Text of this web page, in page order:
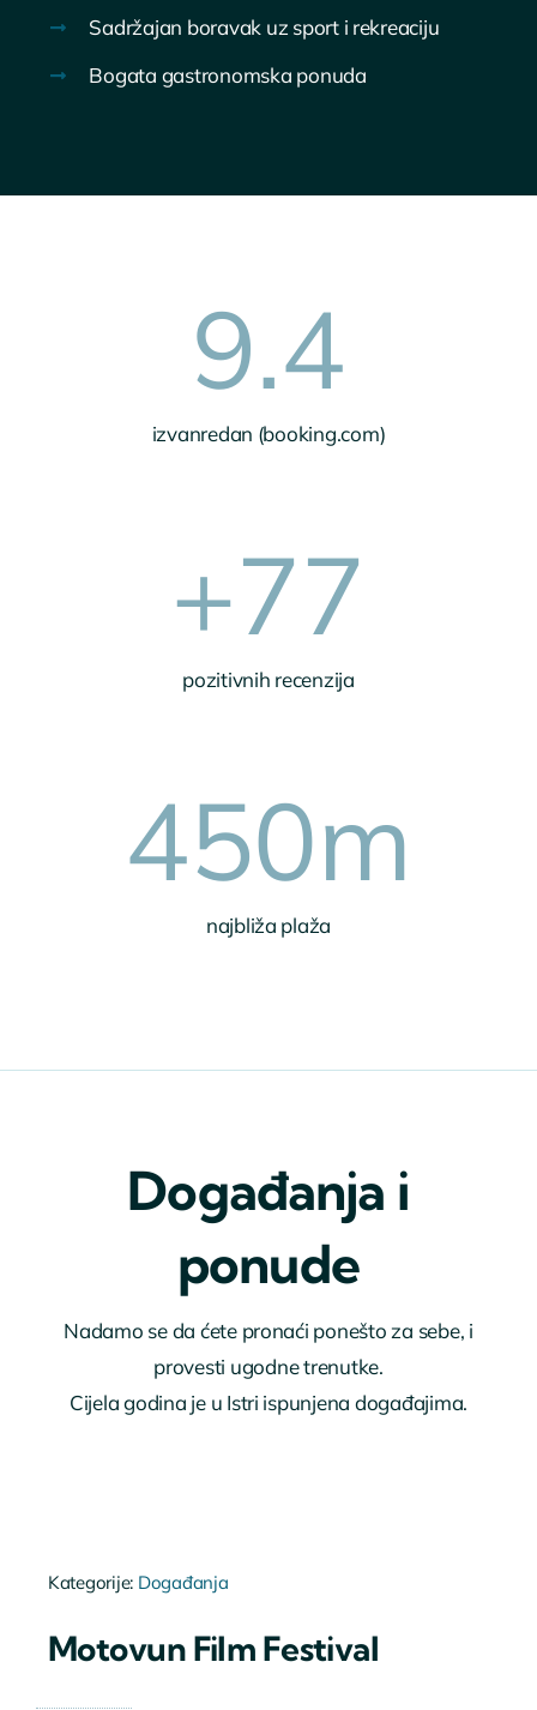
Sadržajan boravak uz sport i rekreaciju
Bogata gastronomska ponuda
9.4
izvanredan (booking.com)
+77
pozitivnih recenzija
450m
najbliža plaža
Događanja i
ponude
Nadamo se da ćete pronaći ponešto za sebe, i
provesti ugodne trenutke.
Cijela godina je u Istri ispunjena događajima.
Kategorije: Događanja
Motovun Film Festival